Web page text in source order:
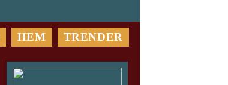
HEM TRENDER